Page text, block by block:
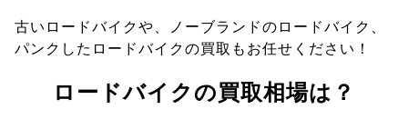
古いロードバイクや、ノーブランドのロードバイク、
パンクしたロードバイクの買取もお任せください！
ロードバイクの買取相場は？